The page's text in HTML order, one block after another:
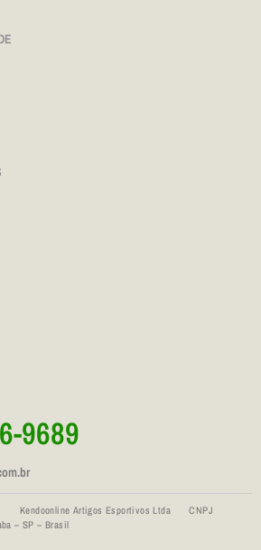
9689
Kendoonline Artigos Esportivos Ltda CNPJ
– SP – Brasil